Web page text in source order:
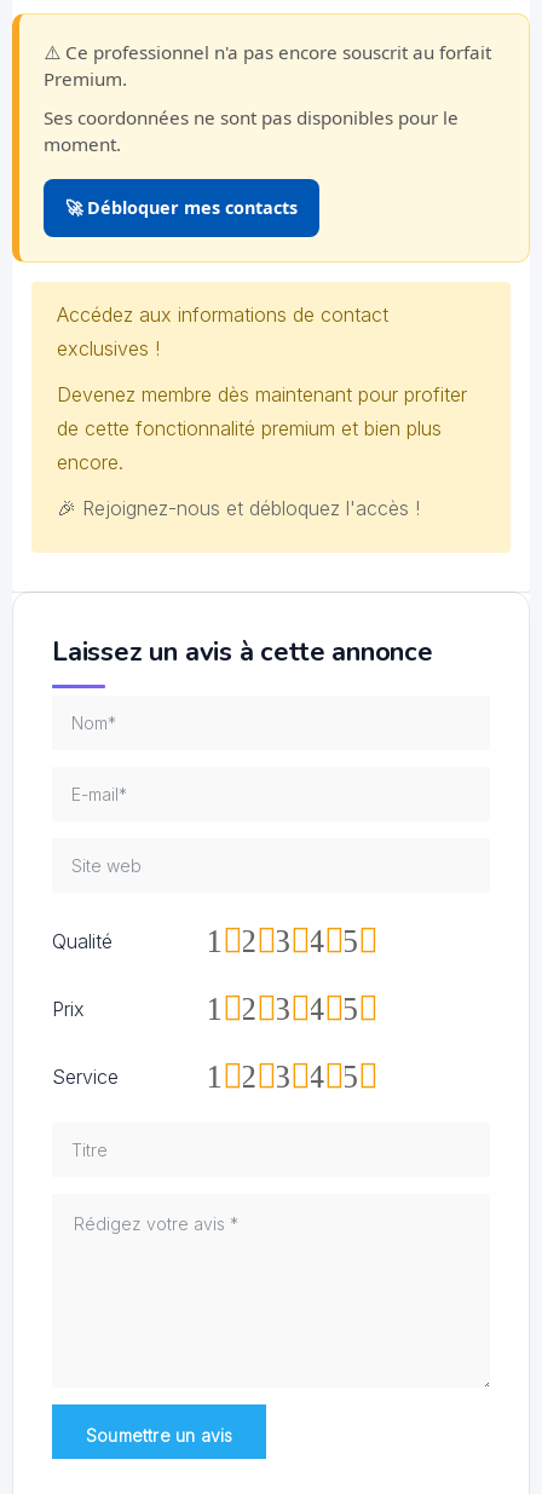
⚠️ Ce professionnel n'a pas encore souscrit au forfait
Premium.
Ses coordonnées ne sont pas disponibles pour le
moment.
🚀 Débloquer mes contacts
Accédez aux informations de contact
exclusives !
Devenez membre dès maintenant pour profiter
de cette fonctionnalité premium et bien plus
encore.
🎉 Rejoignez-nous et débloquez l'accès !
Laissez un avis à cette annonce
Qualité 5
4
3
2
1
Prix 5
4
3
2
1
Service 5
4
3
2
1